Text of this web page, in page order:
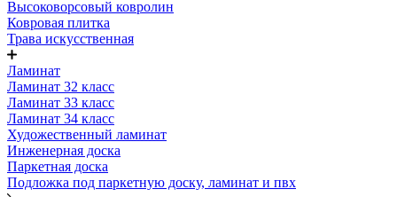
Высоковорсовый ковролин
Ковровая плитка
Трава искусственная
Ламинат
Ламинат 32 класс
Ламинат 33 класс
Ламинат 34 класс
Художественный ламинат
Инженерная доска
Паркетная доска
Подложка под паркетную доску, ламинат и пвх